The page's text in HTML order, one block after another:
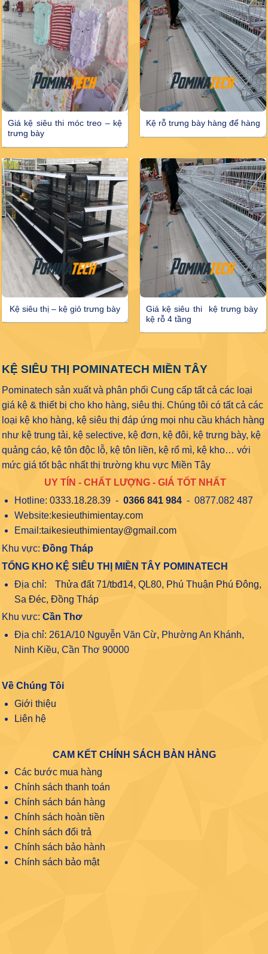
Giá kệ siêu thi móc treo – kệ
trưng bày
Kệ rỗ trưng bày hàng để hàng
Kệ siêu thị – kệ giỏ trưng bày
Giá kệ siêu thi kệ trưng bày
kệ rỗ 4 tầng
KỆ SIÊU THỊ POMINATECH MIỀN TÂY
Pominatech sản xuất và phân phối Cung cấp tất cả các loại
giá kệ & thiết bị cho kho hàng, siêu thị. Chúng tôi có tất cả các
loại kệ kho hàng, kệ siêu thị đáp ứng mọi nhu cầu khách hàng
như kệ trung tải, kệ selective, kệ đơn, kệ đôi, kệ trưng bày, kệ
quảng cáo, kệ tôn độc lỗ, kệ tôn liền, kệ rổ mì, kệ kho… với
mức giá tốt bậc nhất thị trường khu vực Miền Tây
UY TÍN - CHẤT LƯỢNG - GIÁ TỐT NHẤT
Hotline: 0333.18.28.39- 0366 841 984- 0877.082 487
Website:kesieuthimientay.com
Email:taikesieuthimientay@gmail.com
Khu vực: Đồng Tháp
TỔNG KHO KỆ SIÊU THỊ MIỀN TÂY POMINATECH
Địa chỉ:
Thửa đất 71/tbđ14, QL80, Phú Thuận Phú Đông,
Sa Đéc, Đồng Tháp
Khu vưc: Cần Thơ
Địa chỉ: 261A/10 Nguyễn Văn Cừ, Phường An Khánh,
Ninh Kiều, Cần Thơ 90000
Về Chúng Tôi
Giới thiệu
Liên hệ
CAM KẾT CHÍNH SÁCH BÀN HÀNG
Các bước mua hàng
Chính sách thanh toán
Chính sách bán hàng
Chính sách hoàn tiền
Chính sách đổi trả
Chính sách bảo hành
Chính sách bảo mật